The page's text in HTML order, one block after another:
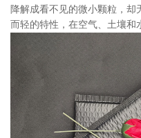
降解成看不见的微小颗粒，
而轻的特性，在空气、土壤和